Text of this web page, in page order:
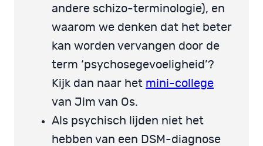
andere schizo-terminologie), en
waarom we denken dat het beter
kan worden vervangen door de
term ‘psychosegevoeligheid’?
Kijk dan naar het mini-college
van Jim van Os.
Als psychisch lijden niet het
hebben van een DSM-diagnose